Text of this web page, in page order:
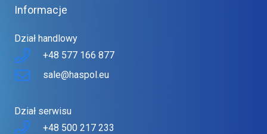
Informacje
Dział handlowy
+48 577 166 877
sale@haspol.eu
Dział serwisu
+48 500 217 233